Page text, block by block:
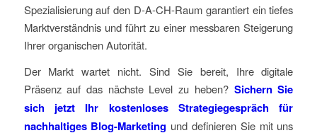
Spezialisierung auf den D-A-CH-Raum garantiert ein tiefes
Marktverständnis und führt zu einer messbaren Steigerung
Ihrer organischen Autorität.
Der Markt wartet nicht. Sind Sie bereit, Ihre digitale
Präsenz auf das nächste Level zu heben? Sichern Sie
sich jetzt Ihr kostenloses Strategiegespräch für
nachhaltiges Blog-Marketing und definieren Sie mit uns